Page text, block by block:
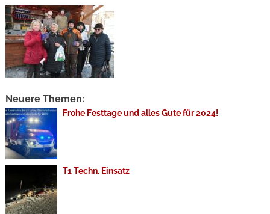
Neuere Themen:
Frohe Festtage und alles Gute für 2024!
T1 Techn. Einsatz